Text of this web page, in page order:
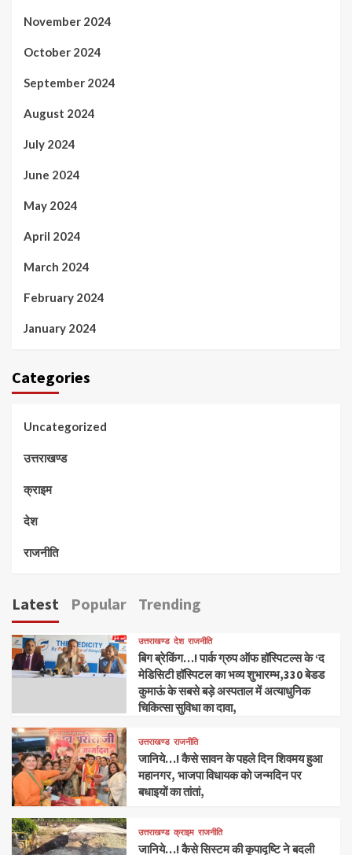
November 2024
October 2024
September 2024
August 2024
July 2024
June 2024
May 2024
April 2024
March 2024
February 2024
January 2024
Categories
Uncategorized
उत्तराखण्ड
क्राइम
देश
राजनीति
Latest Popular Trending
उत्तराखण्ड देश राजनीति
बिग ब्रेकिंग…! पार्क ग्रुप ऑफ हॉस्पिटल्स के ‘द
मेडिसिटी हॉस्पिटल का भव्य शुभारम्भ,330 बेडड
कुमाऊं के सबसे बड़े अस्पताल में अत्याधुनिक
चिकित्सा सुविधा का दावा,
उत्तराखण्ड राजनीति
जानिये…! कैसे सावन के पहले दिन शिवमय हुआ
महानगर, भाजपा विधायक को जन्मदिन पर
बधाइयों का तांतां,
उत्तराखण्ड क्राइम राजनीति
जानिये…! कैसे सिस्टम की कृपादृष्टि ने बदली